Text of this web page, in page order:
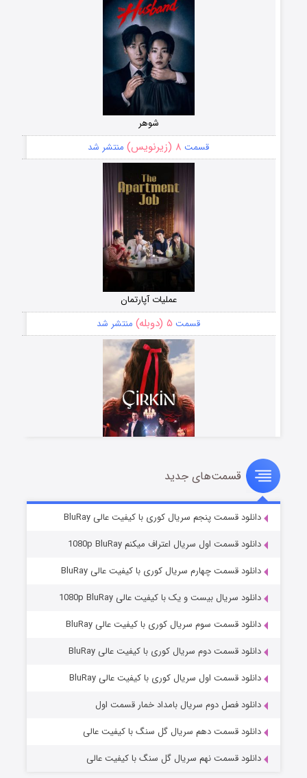
شوهر
قسمت ۸ (زیرنویس) منتشر شد
عملیات آپارتمان
قسمت ۵ (دوبله) منتشر شد
سریال زشت
قسمت۲ (زیرنویس) منتشر شد
مردگان متحرک: شهر مرده ۳
قسمت۲ (زیرنویس) منتشر شد
قسمت‌های جدید
دانلود قسمت پنجم سریال کوری با کیفیت عالی BluRay
دانلود قسمت اول سریال اعتراف میکنم 1080p BluRay
دانلود قسمت چهارم سریال کوری با کیفیت عالی BluRay
دانلود سریال بیست و یک با کیفیت عالی 1080p BluRay
دانلود قسمت سوم سریال کوری با کیفیت عالی BluRay
دانلود قسمت دوم سریال کوری با کیفیت عالی BluRay
دانلود قسمت اول سریال کوری با کیفیت عالی BluRay
دانلود فصل دوم سریال بامداد خمار قسمت اول
دانلود قسمت دهم سریال گل سنگ با کیفیت عالی
دانلود قسمت نهم سریال گل سنگ با کیفیت عالی